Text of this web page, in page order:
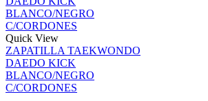
Quick View
ZAPATILLA TAEKWONDO
DAEDO KICK
BLANCO/NEGRO
C/CORDONES